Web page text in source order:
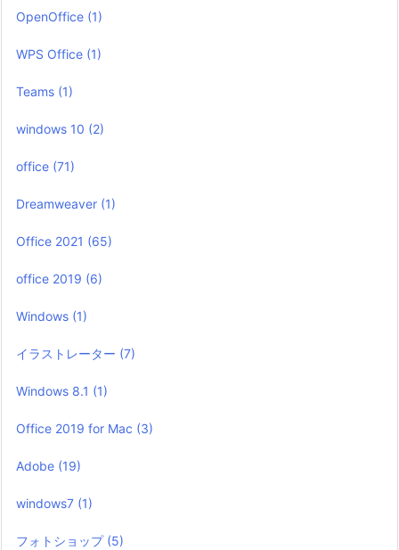
OpenOffice (1)
WPS Office (1)
Teams (1)
windows 10 (2)
office (71)
Dreamweaver (1)
Office 2021 (65)
office 2019 (6)
Windows (1)
イラストレーター (7)
Windows 8.1 (1)
Office 2019 for Mac (3)
Adobe (19)
windows7 (1)
フォトショップ (5)